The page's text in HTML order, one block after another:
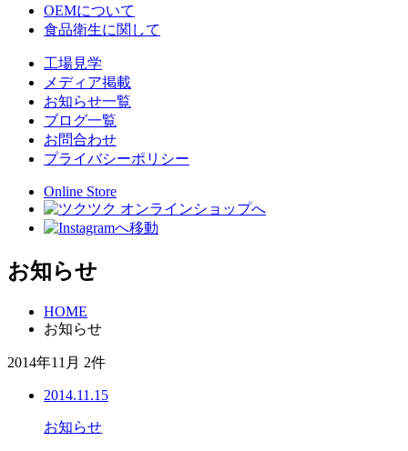
OEMについて
食品衛生に関して
工場見学
メディア掲載
お知らせ一覧
ブログ一覧
お問合わせ
プライバシーポリシー
Online Store
お知らせ
HOME
お知らせ
2014年11月 2件
2014.11.15
お知らせ